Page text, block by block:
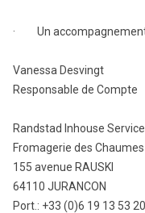
· Un accompagnement
Vanessa Desvingt
Responsable de Compte
Randstad Inhouse
Fromagerie des Chaumes
155 avenue RAUSKI
64110 JURANCON
Port.: +33 (0)6 19 13 53 20